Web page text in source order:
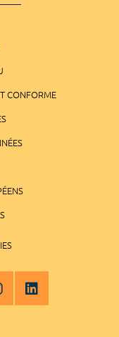
CONFORME